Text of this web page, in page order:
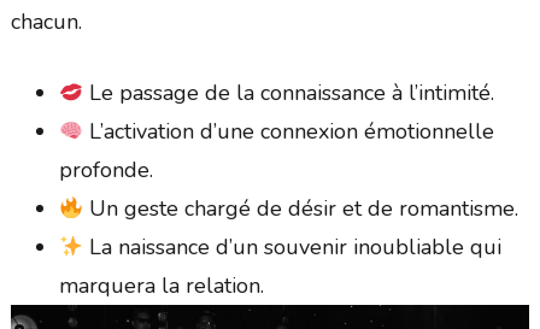
chacun.
Le passage de la connaissance à l’intimité.
L’activation d’une connexion émotionnelle
profonde.
Un geste chargé de désir et de romantisme.
La naissance d’un souvenir inoubliable qui
marquera la relation.